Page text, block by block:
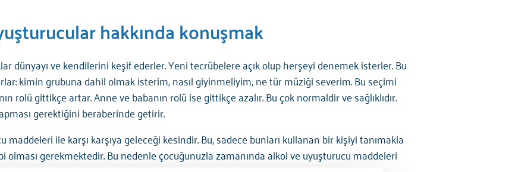
hakkında konuşmak
dünyayı ve kendilerini keşif ederler. Yeni tecrübelere açık olup herşeyi denemek isterler. Bu
kimin grubuna dahil olmak isterim, nasıl giyinmeliyim, ne tür müziği severim. Bu seçimi
rolü gittikçe artar. Anne ve babanın rolü ise gittikçe azalır. Bu çok normaldir ve sağlıklıdır.
gerektiğini beraberinde getirir.
ile karşı karşıya geleceği kesindir. Bu, sadece bunları kullanan bir kişiyi tanımakla
olması gerekmektedir. Bu nedenle çocuğunuzla zamanında alkol ve uyuşturucu maddeleri